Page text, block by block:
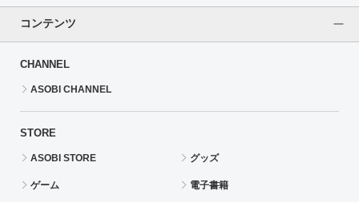
コンテンツ
CHANNEL
ASOBI CHANNEL
STORE
ASOBI STORE グッズ
ゲーム 電子書籍